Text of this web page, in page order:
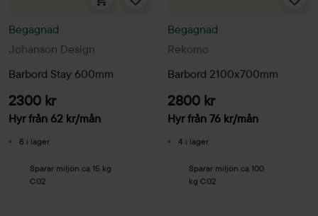
Johanson Design
Begagnad
Barbord Stay 600mm
2300 kr
Hyr från 62 kr/mån
8 i lager
Sparar miljön ca 15 kg
C02
Rekomo
Begagnad
Barbord 2100x700mm
2800 kr
Hyr från 76 kr/mån
4 i lager
Sparar miljön ca 100
kg C02